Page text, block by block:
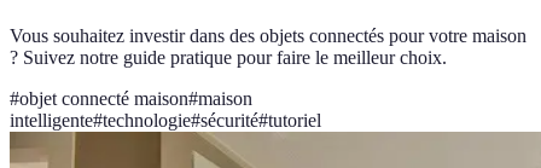
Vous souhaitez investir dans des objets connectés pour votre maison
? Suivez notre guide pratique pour faire le meilleur choix.
#objet connecté maison#maison
intelligente#technologie#sécurité#tutoriel